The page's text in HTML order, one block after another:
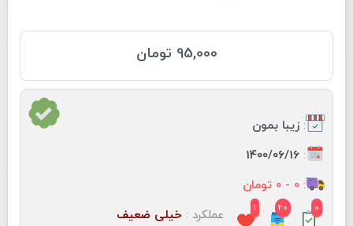
95,000 تومان
: زیبا بمون
:
1400/06/16
: 0 - 0 تومان
0
20
1 عملکرد : خیلی ضعیف